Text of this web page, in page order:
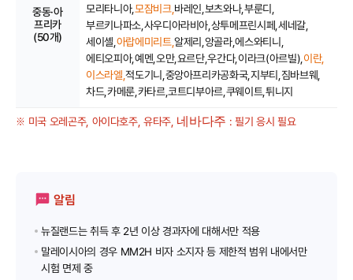
중동·아
프리카
(50개)
모리타니아,모잠비크,바레인,보츠와나,부룬디,
부르키나파소,사우디아라비아,상투메프린시페,세네갈,
세이셸,아랍에미리트,알제리,앙골라,에스와티니,
에티오피아,예멘,오만,요르단,우간다,이라크(아르빌),이란,
이스라엘,적도기니,중앙아프리카공화국,지부티,짐바브웨,
차드,카메룬,카타르,코트디부아르,쿠웨이트,튀니지
※ 미국 오레곤주, 아이다호주, 유타주, 네바다주 : 필기 응시 필요
알림
뉴질랜드는 취득 후 2년 이상 경과자에 대해서만 적용
말레이시아의 경우 MM2H 비자 소지자 등 제한적 범위 내에서만
시험 면제 중